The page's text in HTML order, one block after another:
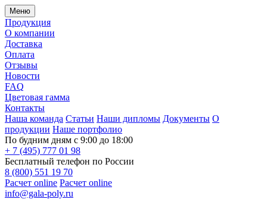
Меню
Продукция
О компании
Доставка
Оплата
Отзывы
Новости
FAQ
Цветовая гамма
Контакты
Наша команда Статьи Наши дипломы Документы О
продукции Наше портфолио
По будним дням с 9:00 до 18:00
+ 7 (495) 777 01 98
Бесплатный телефон по России
8 (800) 551 19 70
Расчет online Расчет online
info@gala-poly.ru